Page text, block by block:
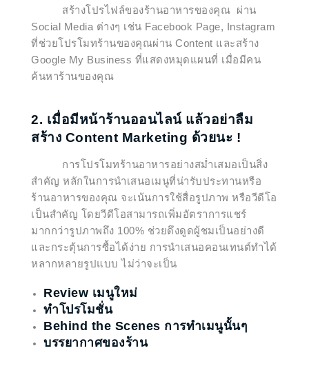
สร้างโปรไฟล์ของร้านอาหารของคุณ ผ่าน
Social Media ต่างๆ เช่น Facebook Page, Instagram
ที่ช่วยโปรโมทร้านของคุณผ่าน Content และสร้าง
Google My Business ที่แสดงหมุดแผนที่ เมื่อมีคน
ค้นหาร้านของคุณ
2. เมื่อมีหน้าร้านออนไลน์ แล้วอย่าลืม
สร้าง Content Marketing ด้วยนะ !
การโปรโมทร้านอาหารอย่างสม่ำเสมอเป็นสิ่ง
สำคัญ หลักในการนำเสนอเมนูที่น่ารับประทานหรือ
ร้านอาหารของคุณ จะเน้นการใช้สื่อรูปภาพ หรือวีดีโอ
เป็นสำคัญ โดยวีดีโอสามารถเพิ่มอัตราการแชร์
มากกว่ารูปภาพถึง 100% ช่วยดึงดูดผู้ชมเป็นอย่างดี
และกระตุ้นการซื้อได้ง่าย การนำเสนอคอนเทนต์ทำได้
หลากหลายรูปแบบ ไม่ว่าจะเป็น
Review เมนูใหม่
ทำโปรโมชั่น
Behind the Scenes การทำเมนูนั้นๆ
บรรยากาศของร้าน